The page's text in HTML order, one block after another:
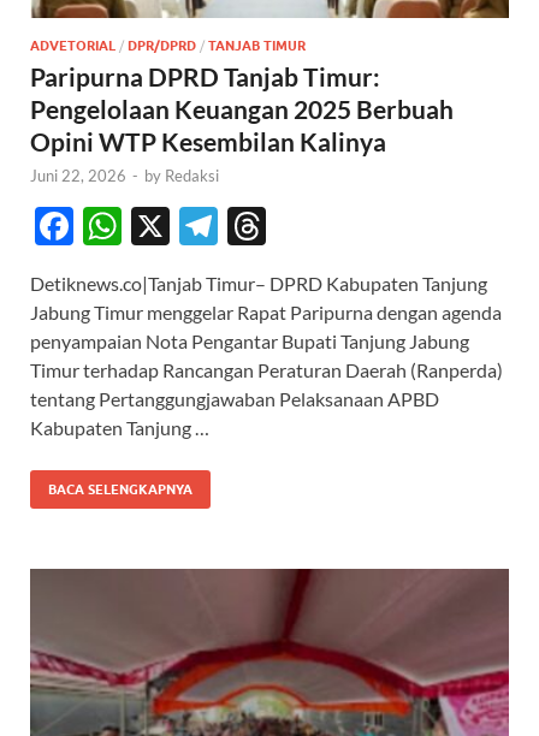
ADVETORIAL / DPR/DPRD / TANJAB TIMUR
Paripurna DPRD Tanjab Timur:
Pengelolaan Keuangan 2025 Berbuah
Opini WTP Kesembilan Kalinya
Juni 22, 2026 - by Redaksi
F
e
b
o
o
W
at
s
A
p
X
T
e
gr
a
m
e
a
ds
Detiknews.co|Tanjab Timur– DPRD Kabupaten Tanjung
Jabung Timur menggelar Rapat Paripurna dengan agenda
penyampaian Nota Pengantar Bupati Tanjung Jabung
Timur terhadap Rancangan Peraturan Daerah (Ranperda)
tentang Pertanggungjawaban Pelaksanaan APBD
Kabupaten Tanjung …
BACA SELENGKAPNYA